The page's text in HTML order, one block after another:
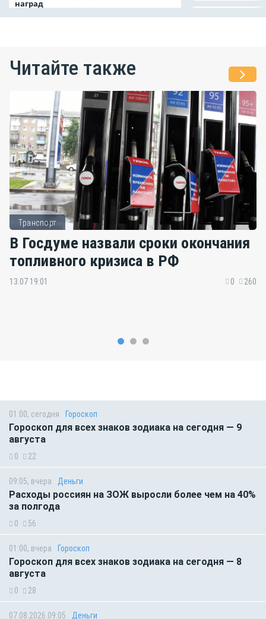
наград
Читайте также
Транспорт
В Госдуме назвали сроки окончания
топливного кризиса в РФ
13.07 19:01 0 260
01:00, сегодня Гороскоп
Гороскоп для всех знаков зодиака на сегодня — 9
августа
0 22
09:05, вчера Деньги
Расходы россиян на ЗОЖ выросли более чем на 40%
за полгода
0 56
01:00, вчера Гороскоп
Гороскоп для всех знаков зодиака на сегодня — 8
августа
0 28
07.08.2026 09:05 Деньги